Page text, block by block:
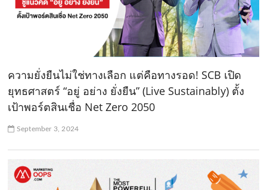
ความยั่งยืนไม่ใช่ทางเลือก แต่คือทางรอด! SCB เปิด
ยุทธศาสตร์ “อยู่ อย่าง ยั่งยืน” (Live Sustainably) ตั้ง
เป้าพอร์ตสินเชื่อ Net Zero 2050
September 3, 2024